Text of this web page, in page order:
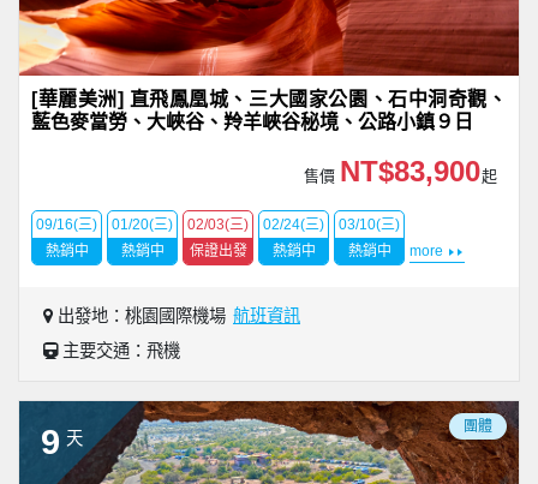
[華麗美洲] 直飛鳳凰城、三大國家公園、石中洞奇觀、
藍色麥當勞、大峽谷、羚羊峽谷秘境、公路小鎮９日
售價 NT$83,900起
09/16(三)
熱銷中
01/20(三)
熱銷中
02/03(三)
保證出發
02/24(三)
熱銷中
03/10(三)
熱銷中
more
出發地：桃園國際機場 航班資訊
主要交通：飛機
9 天
團體